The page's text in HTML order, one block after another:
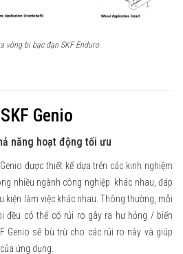
vòng bi bạc đạn SKF Enduro
Genio
năng hoạt động tối ưu
được thiết kế dựa trên các kinh nghiệm
nhiều ngành công nghiệp khác nhau, đáp
kiện làm việc khác nhau. Thông thường, mỗi
đều có thể có rủi ro gây ra hư hỏng / biến
Genio sẽ bù trừ cho các rủi ro này và giúp
ứng dụng.